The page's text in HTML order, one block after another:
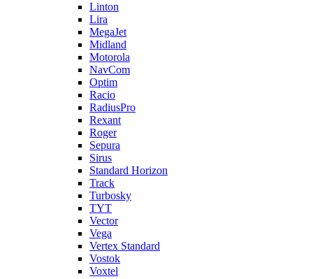
Linton
Lira
MegaJet
Midland
Motorola
NavCom
Optim
Racio
RadiusPro
Rexant
Roger
Sepura
Sirus
Standard Horizon
Track
Turbosky
TYT
Vector
Vega
Vertex Standard
Vostok
Voxtel